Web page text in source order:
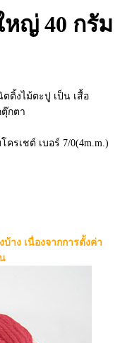
หญ่ 40 กรัม
ติ้งไม้ตะปู เป็น เสื้อ
กตา
ครเชต์ เบอร์ 7/0(4m.m.)
าง เนื่องจากการตั้งค่า